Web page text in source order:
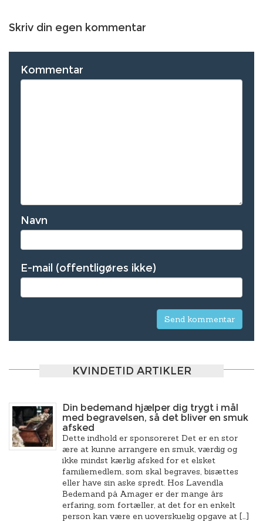
Skriv din egen kommentar
Kommentar
Navn
E-mail (offentligøres ikke)
KVINDETID ARTIKLER
Din bedemand hjælper dig trygt i mål
med begravelsen, så det bliver en smuk
afsked
Dette indhold er sponsoreret Det er en stor
ære at kunne arrangere en smuk, værdig og
ikke mindst kærlig afsked for et elsket
familiemedlem, som skal begraves, bisættes
eller have sin aske spredt. Hos Lavendla
Bedemand på Amager er der mange års
erfaring, som fortæller, at det for en enkelt
person kan være en uoverskuelig opgave at […]